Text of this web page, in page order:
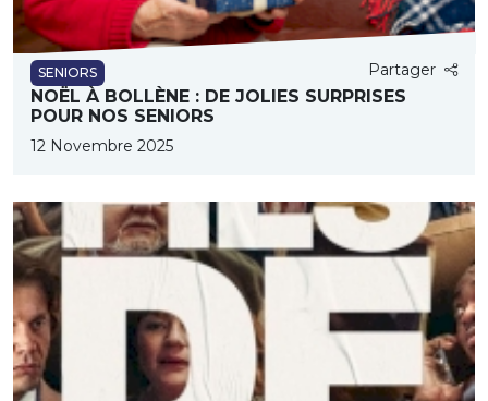
SENIORS Partager
NOËL À BOLLÈNE : DE JOLIES SURPRISES
POUR NOS SENIORS
12 Novembre 2025